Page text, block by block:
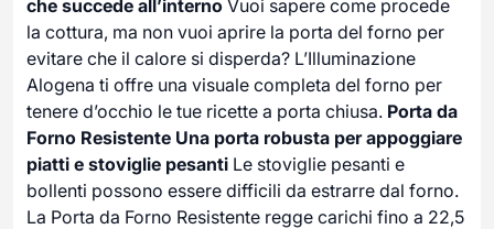
che succede all’interno Vuoi sapere come procede
la cottura, ma non vuoi aprire la porta del forno per
evitare che il calore si disperda? L’Illuminazione
Alogena ti offre una visuale completa del forno per
tenere d’occhio le tue ricette a porta chiusa. Porta da
Forno Resistente Una porta robusta per appoggiare
piatti e stoviglie pesanti Le stoviglie pesanti e
bollenti possono essere difficili da estrarre dal forno.
La Porta da Forno Resistente regge carichi fino a 22,5